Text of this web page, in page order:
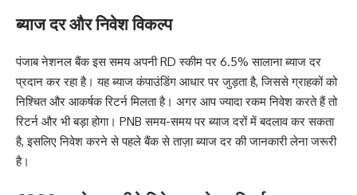
ब्याज दर और निवेश विकल्प
पंजाब नेशनल बैंक इस समय अपनी RD स्कीम पर 6.5% सालाना ब्याज दर
प्रदान कर रहा है। यह ब्याज कंपाउंडिंग आधार पर जुड़ता है, जिससे ग्राहकों को
निश्चित और आकर्षक रिटर्न मिलता है। अगर आप ज्यादा रकम निवेश करते हैं तो
रिटर्न और भी बड़ा होगा। PNB समय-समय पर ब्याज दरों में बदलाव कर सकता
है, इसलिए निवेश करने से पहले बैंक से ताज़ा ब्याज दर की जानकारी लेना जरूरी
है।